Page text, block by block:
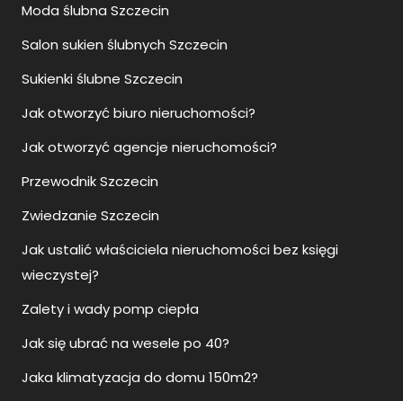
Moda ślubna Szczecin
Salon sukien ślubnych Szczecin
Sukienki ślubne Szczecin
Jak otworzyć biuro nieruchomości?
Jak otworzyć agencje nieruchomości?
Przewodnik Szczecin
Zwiedzanie Szczecin
Jak ustalić właściciela nieruchomości bez księgi
wieczystej?
Zalety i wady pomp ciepła
Jak się ubrać na wesele po 40?
Jaka klimatyzacja do domu 150m2?